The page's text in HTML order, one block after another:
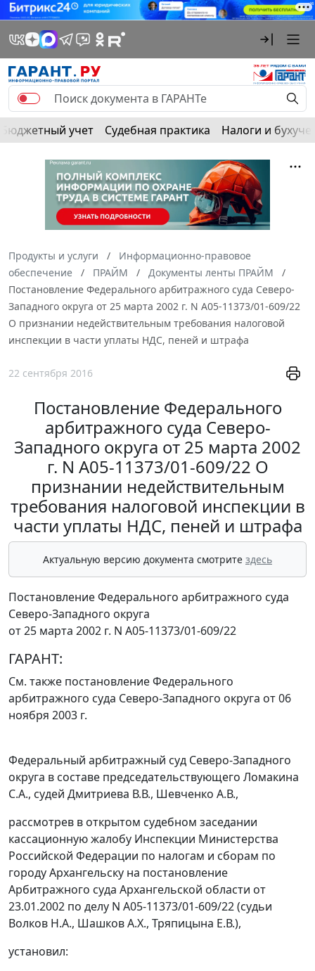
Бюджетный учет Судебная практика Налоги и
Продукты и услуги
Информационно-правовое
обеспечение
ПРАЙМ
Документы ленты ПРАЙМ
Постановление Федерального арбитражного суда Северо-
Западного округа от 25 марта 2002 г. N А05-11373/01-609/22
О признании недействительным требования налоговой
инспекции в части уплаты НДС, пеней и штрафа
22 сентября 2016
Постановление Федерального
арбитражного суда Северо-
Западного округа от 25 марта 2002
г. N А05-11373/01-609/22 О
признании недействительным
требования налоговой инспекции в
части уплаты НДС, пеней и штрафа
Актуальную версию документа смотрите здесь
Постановление Федерального арбитражного суда
Северо-Западного округа
от 25 марта 2002 г. N А05-11373/01-609/22
ГАРАНТ:
См. также постановление Федерального
арбитражного суда Северо-Западного округа от 06
ноября 2003 г.
Федеральный арбитражный суд Северо-Западного
округа в составе председательствующего Ломакина
С.А., судей Дмитриева В.В., Шевченко А.В.,
рассмотрев в открытом судебном заседании
кассационную жалобу Инспекции Министерства
Российской Федерации по налогам и сборам по
городу Архангельску на постановление
Арбитражного суда Архангельской области от
23.01.2002 по делу N А05-11373/01-609/22 (судьи
Волков Н.А., Шашков А.Х., Тряпицына Е.В.),
установил: